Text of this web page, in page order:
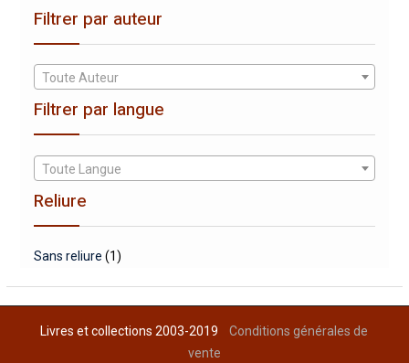
Filtrer par auteur
Toute Auteur
Filtrer par langue
Toute Langue
Reliure
Sans reliure (1)
Livres et collections 2003-2019Conditions générales de
vente